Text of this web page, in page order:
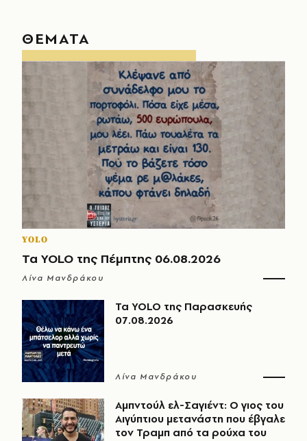
ΘΕΜΑΤΑ
YOLO
Τα YOLO της Πέμπτης 06.08.2026
Λίνα Μανδράκου
Τα YOLO της Παρασκευής
07.08.2026
Λίνα Μανδράκου
Αμπντούλ ελ-Σαγιέντ: Ο γιος του
Αιγύπτιου μετανάστη που έβγαλε
τον Τραμπ από τα ρούχα του